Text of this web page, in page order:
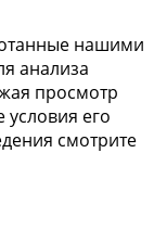
нашими
анализа
просмотр
его
смотрите